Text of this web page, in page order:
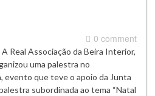
0 comment
Real Associação da Beira Interior,
uma palestra no
evento que teve o apoio da Junta
subordinada ao tema “Natal